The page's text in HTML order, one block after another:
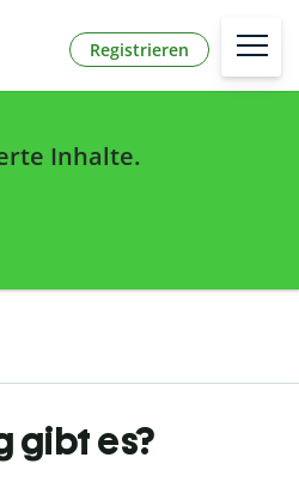
Registrieren
Inhalte.
gibt es?